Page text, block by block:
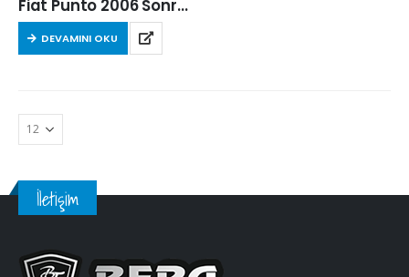
Fiat Punto 2006 Sonrası 1.4 Benzinli Hava Filtresi
DEVAMINI OKU
İletişim